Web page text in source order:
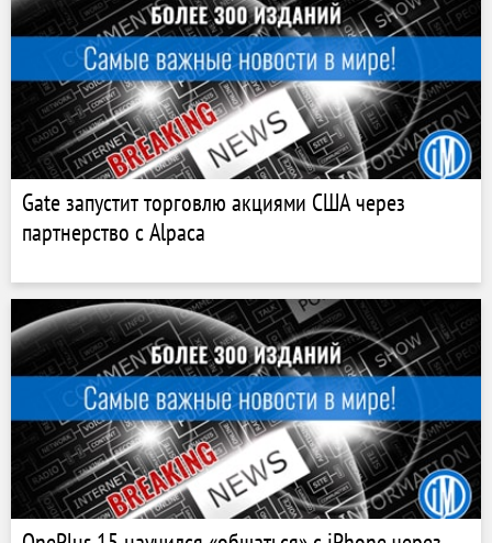
Gate запустит торговлю акциями США через
партнерство с Alpaca